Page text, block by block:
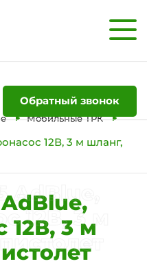
Обратный звонок
Мобильные ТРК
12В, 3 м шланг,
12В, 3 м
12В, 3 м